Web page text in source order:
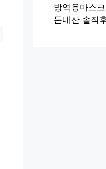
방역용마스
돈내산 솔직